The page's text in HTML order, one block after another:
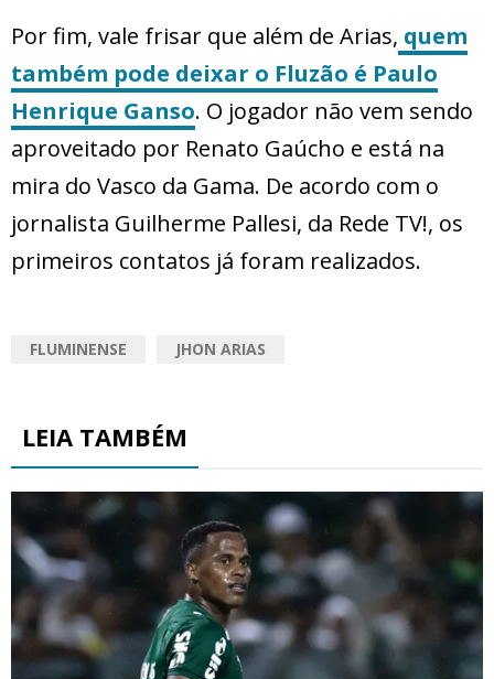
Por fim, vale frisar que além de Arias, quem
também pode deixar o Fluzão é Paulo
Henrique Ganso. O jogador não vem sendo
aproveitado por Renato Gaúcho e está na
mira do Vasco da Gama. De acordo com o
jornalista Guilherme Pallesi, da Rede TV!, os
primeiros contatos já foram realizados.
FLUMINENSE JHON ARIAS
LEIA TAMBÉM